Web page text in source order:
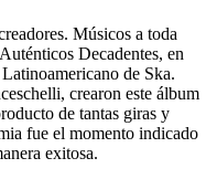
Músicos a toda
Decadentes, en
de Ska.
crearon este álbum
de tantas giras y
fue el momento indicado
exitosa.